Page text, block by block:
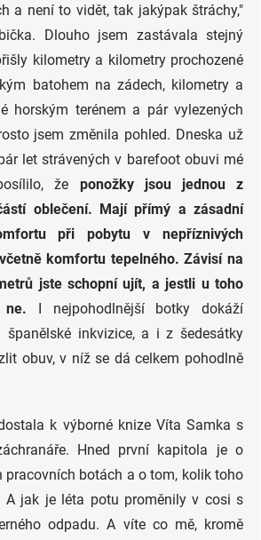
a není to vidět, tak jakýpak štráchy,"
Dlouho jsem zastávala stejný
kilometry a kilometry prochozené
batohem na zádech, kilometry a
horským terénem a pár vylezených
jsem změnila pohled. Dneska už
let strávených v barefoot obuvi mé
že ponožky jsou jednou z
oblečení. Mají přímý a zásadní
při pobytu v nepříznivých
komfortu tepelného. Závisí na
jste schopní ujít, a jestli u toho
ne. I nejpohodlnější botky dokáží
španělské inkvizice, a i z šedesátky
obuv, v níž se dá celkem pohodlně
k výborné knize Víta Samka s
Hned první kapitola je o
pracovních botách a o tom, kolik toho
A jak je léta potu proměnily v cosi s
odpadu. A víte co mě, kromě